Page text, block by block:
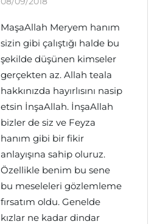
MaşaAllah Meryem hanım
sizin gibi çalıştığı halde bu
şekilde düşünen kimseler
gerçekten az. Allah teala
hakkınızda hayırlısını nasip
etsin İnşaAllah. İnşaAllah
bizler de siz ve Feyza
hanım gibi bir fikir
anlayışına sahip oluruz.
Özellikle benim bu sene
bu meseleleri gözlemleme
fırsatım oldu. Genelde
kızlar ne kadar dindar